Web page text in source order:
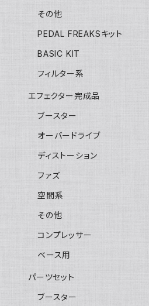
その他
PEDAL FREAKSキット
BASIC KIT
フィルター系
エフェクター完成品
ブースター
オーバードライブ
ディストーション
ファズ
空間系
その他
コンプレッサー
ベース用
パーツセット
ブースター